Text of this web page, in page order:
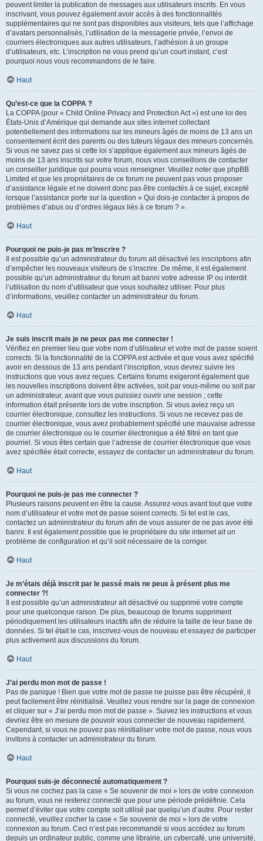
peuvent limiter la publication de messages aux utilisateurs inscrits. En vous
inscrivant, vous pouvez également avoir accès à des fonctionnalités
supplémentaires qui ne sont pas disponibles aux visiteurs, tels que l’affichage
d’avatars personnalisés, l’utilisation de la messagerie privée, l’envoi de
courriers électroniques aux autres utilisateurs, l’adhésion à un groupe
d’utilisateurs, etc. L’inscription ne vous prend qu’un court instant, c’est
pourquoi nous vous recommandons de le faire.
Haut
Qu’est-ce que la COPPA ?
La COPPA (pour « Child Online Privacy and Protection Act ») est une loi des
États-Unis d’Amérique qui demande aux sites internet collectant
potentiellement des informations sur les mineurs âgés de moins de 13 ans un
consentement écrit des parents ou des tuteurs légaux des mineurs concernés.
Si vous ne savez pas si cette loi s’applique également aux mineurs âgés de
moins de 13 ans inscrits sur votre forum, nous vous conseillons de contacter
un conseiller juridique qui pourra vous renseigner. Veuillez noter que phpBB
Limited et que les propriétaires de ce forum ne peuvent pas vous proposer
d’assistance légale et ne doivent donc pas être contactés à ce sujet, excepté
lorsque l’assistance porte sur la question « Qui dois-je contacter à propos de
problèmes d’abus ou d’ordres légaux liés à ce forum ? ».
Haut
Pourquoi ne puis-je pas m’inscrire ?
Il est possible qu’un administrateur du forum ait désactivé les inscriptions afin
d’empêcher les nouveaux visiteurs de s’inscrire. De même, il est également
possible qu’un administrateur du forum ait banni votre adresse IP ou interdit
l’utilisation du nom d’utilisateur que vous souhaitez utiliser. Pour plus
d’informations, veuillez contacter un administrateur du forum.
Haut
Je suis inscrit mais je ne peux pas me connecter !
Vérifiez en premier lieu que votre nom d’utilisateur et votre mot de passe soient
corrects. Si la fonctionnalité de la COPPA est activée et que vous avez spécifié
avoir en dessous de 13 ans pendant l’inscription, vous devrez suivre les
instructions que vous avez reçues. Certains forums exigeront également que
les nouvelles inscriptions doivent être activées, soit par vous-même ou soit par
un administrateur, avant que vous puissiez ouvrir une session ; cette
information était présente lors de votre inscription. Si vous aviez reçu un
courrier électronique, consultez les instructions. Si vous ne recevez pas de
courrier électronique, vous avez probablement spécifié une mauvaise adresse
de courrier électronique ou le courrier électronique a été filtré en tant que
pourriel. Si vous êtes certain que l’adresse de courrier électronique que vous
avez spécifiée était correcte, essayez de contacter un administrateur du forum.
Haut
Pourquoi ne puis-je pas me connecter ?
Plusieurs raisons peuvent en être la cause. Assurez-vous avant tout que votre
nom d’utilisateur et votre mot de passe soient corrects. Si tel est le cas,
contactez un administrateur du forum afin de vous assurer de ne pas avoir été
banni. Il est également possible que le propriétaire du site internet ait un
problème de configuration et qu’il soit nécessaire de la corriger.
Haut
Je m’étais déjà inscrit par le passé mais ne peux à présent plus me
connecter ?!
Il est possible qu’un administrateur ait désactivé ou supprimé votre compte
pour une quelconque raison. De plus, beaucoup de forums suppriment
périodiquement les utilisateurs inactifs afin de réduire la taille de leur base de
données. Si tel était le cas, inscrivez-vous de nouveau et essayez de participer
plus activement aux discussions du forum.
Haut
J’ai perdu mon mot de passe !
Pas de panique ! Bien que votre mot de passe ne puisse pas être récupéré, il
peut facilement être réinitialisé. Veuillez vous rendre sur la page de connexion
et cliquer sur « J’ai perdu mon mot de passe ». Suivez les instructions et vous
devriez être en mesure de pouvoir vous connecter de nouveau rapidement.
Cependant, si vous ne pouvez pas réinitialiser votre mot de passe, nous vous
invitons à contacter un administrateur du forum.
Haut
Pourquoi suis-je déconnecté automatiquement ?
Si vous ne cochez pas la case « Se souvenir de moi » lors de votre connexion
au forum, vous ne resterez connecté que pour une période prédéfinie. Cela
permet d’éviter que votre compte soit utilisé par quelqu’un d’autre. Pour rester
connecté, veuillez cocher la case « Se souvenir de moi » lors de votre
connexion au forum. Ceci n’est pas recommandé si vous accédez au forum
depuis un ordinateur public, comme une librairie, un cybercafé, une université,